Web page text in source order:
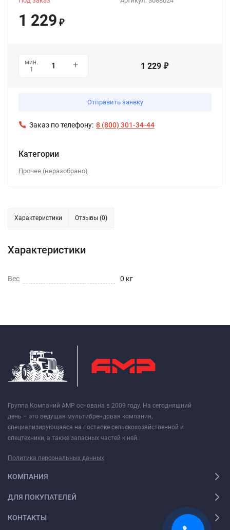
1 229 ₽
мин.
1
1 229 ₽
Отправить заявку
Заказ по телефону: 8 (800) 301-34-44
Категории
Прочее (неразобрано)
Характеристики Отзывы (0)
Характеристики
Вес 0 кг
Группа Компаний АМР основана в 2009 году. На сегодняшний
день – это ведущая мультибрендовая компания,
специализирующаяся на поставке сельскохозяйственной и
спецтехники, а также запасных частей к ней.
Политика персональных данных
КОМПАНИЯ
ДЛЯ ПОКУПАТЕЛЕЙ
КОНТАКТЫ